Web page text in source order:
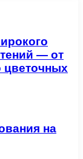
— от
цветочных
на